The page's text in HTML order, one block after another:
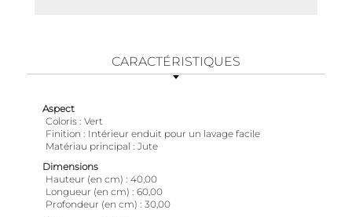
CARACTÉRISTIQUES
Aspect
Coloris Vert
Finition
Intérieur enduit pour un lavage facile
Matériau principal
Jute
Dimensions
Hauteur (en cm)
40,00
Longueur (en cm)
60,00
Profondeur (en cm)
30,00